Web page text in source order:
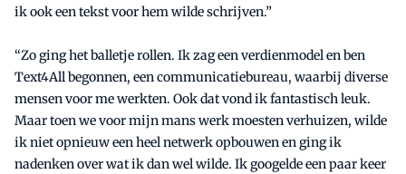
ik ook een tekst voor hem wilde schrijven.”
“Zo ging het balletje rollen. Ik zag een verdienmodel en ben
Text4All begonnen, een communicatiebureau, waarbij diverse
mensen voor me werkten. Ook dat vond ik fantastisch leuk.
Maar toen we voor mijn mans werk moesten verhuizen, wilde
ik niet opnieuw een heel netwerk opbouwen en ging ik
nadenken over wat ik dan wel wilde. Ik googelde een paar keer